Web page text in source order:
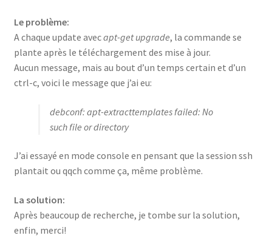
Le problème:
A chaque update avecapt-get upgrade, la commande se
plante après le téléchargement des mise à jour.
Aucun message, mais au bout d’un temps certain et d’un
ctrl-c, voici le message que j’ai eu:
debconf: apt-extracttemplates failed: No
such file or directory
J’ai essayé en mode console en pensant que la session ssh
plantait ou qqch comme ça, même problème.
La solution:
Après beaucoup de recherche, je tombe sur la solution,
enfin, merci!